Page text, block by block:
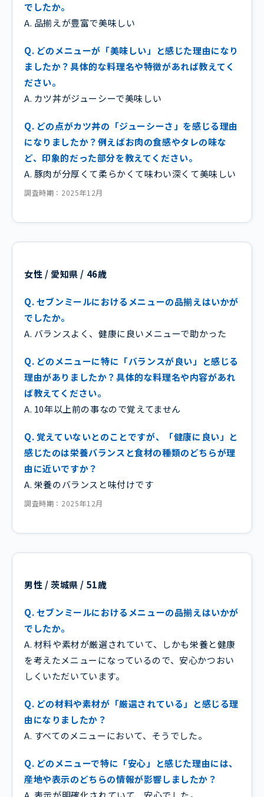
でしたか。
A. 品揃えが豊富で美味しい
Q. どのメニューが「美味しい」と感じた理由になり
ましたか？具体的な料理名や特徴があれば教えてく
ださい。
A. カツ丼がジューシーで美味しい
Q. どの点がカツ丼の「ジューシーさ」を感じる理由
になりましたか？例えばお肉の食感やタレの味な
ど、印象的だった部分を教えてください。
A. 豚肉が分厚くて柔らかくて味わい深くて美味しい
調査時期：2025年12月
女性 / 愛知県 / 46歳
Q. セブンミールにおけるメニューの品揃えはいかが
でしたか。
A. バランスよく、健康に良いメニューで助かった
Q. どのメニューに特に「バランスが良い」と感じる
理由がありましたか？具体的な料理名や内容があれ
ば教えてください。
A. 10年以上前の事なので覚えてません
Q. 覚えていないとのことですが、「健康に良い」と
感じたのは栄養バランスと食材の種類のどちらが理
由に近いですか？
A. 栄養のバランスと味付けです
調査時期：2025年12月
男性 / 茨城県 / 51歳
Q. セブンミールにおけるメニューの品揃えはいかが
でしたか。
A. 材料や素材が厳選されていて、しかも栄養と健康
を考えたメニューになっているので、安心かつおい
しくいただいています。
Q. どの材料や素材が「厳選されている」と感じる理
由になりましたか？
A. すべてのメニューにおいて、そうでした。
Q. どのメニューで特に「安心」と感じた理由には、
産地や表示のどちらの情報が影響しましたか？